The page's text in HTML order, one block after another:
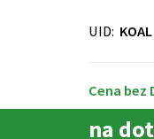
UID:
Cena bez
na